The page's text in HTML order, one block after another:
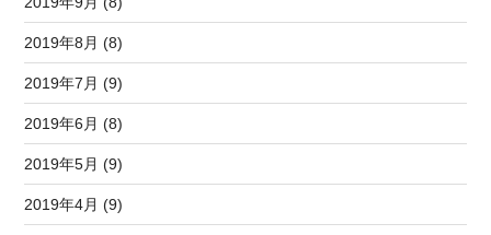
2019年8月 (8)
2019年7月 (9)
2019年6月 (8)
2019年5月 (9)
2019年4月 (9)